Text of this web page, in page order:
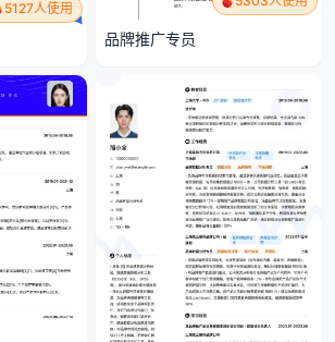
5127人使用
品牌推广专员